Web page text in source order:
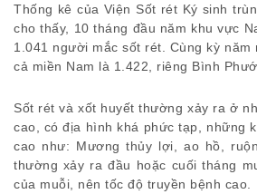
Thống kê của Viện Sốt rét Ký sinh
cho thấy, 10 tháng đầu năm khu vực
1.041 người mắc sốt rét. Cùng kỳ năm
cả miền Nam là 1.422, riêng Bình
Sốt rét và xốt huyết thường xảy ra ở
cao, có địa hình khá phức tạp, những
cao như: Mương thủy lợi, ao hồ,
thường xảy ra đầu hoặc cuối tháng
của muỗi, nên tốc độ truyền bệnh cao.